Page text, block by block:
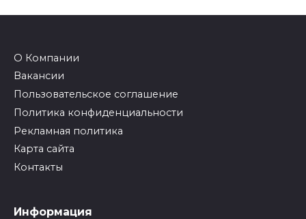
О Компании
Вакансии
Пользовательское соглашение
Политика конфиденциальности
Рекламная политика
Карта сайта
Контакты
Информация